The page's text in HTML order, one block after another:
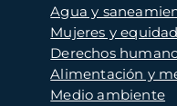
Agua y
Mujeres y equidad
Derechos
Alimentación y
Medio ambiente